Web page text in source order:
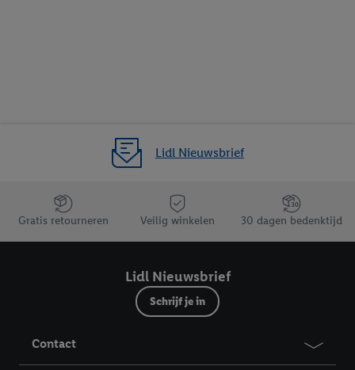
Lidl Nieuwsbrief
Jouw voordelen bij ons als Lidl webshop klant
Gratis retourneren Veilig winkelen 30 dagen bedenktijd
Lidl Nieuwsbrief
Schrijf je in
Contact